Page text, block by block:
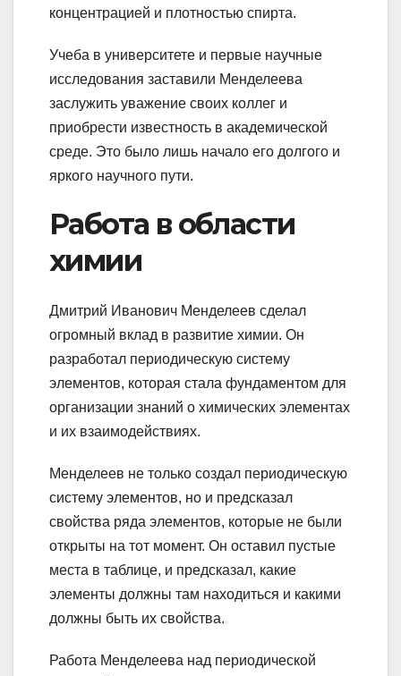
концентрацией и плотностью спирта.
Учеба в университете и первые научные
исследования заставили Менделеева
заслужить уважение своих коллег и
приобрести известность в академической
среде. Это было лишь начало его долгого и
яркого научного пути.
Работа в области
химии
Дмитрий Иванович Менделеев сделал
огромный вклад в развитие химии. Он
разработал периодическую систему
элементов, которая стала фундаментом для
организации знаний о химических элементах
и их взаимодействиях.
Менделеев не только создал периодическую
систему элементов, но и предсказал
свойства ряда элементов, которые не были
открыты на тот момент. Он оставил пустые
места в таблице, и предсказал, какие
элементы должны там находиться и какими
должны быть их свойства.
Работа Менделеева над периодической